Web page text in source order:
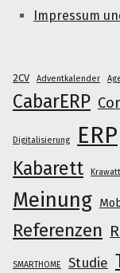
Impressum
2CV Adventkalender
CabarERP
Digitalisierung ERP
Kabarett
Meinung
Referenzen
SMARTHOME Studie